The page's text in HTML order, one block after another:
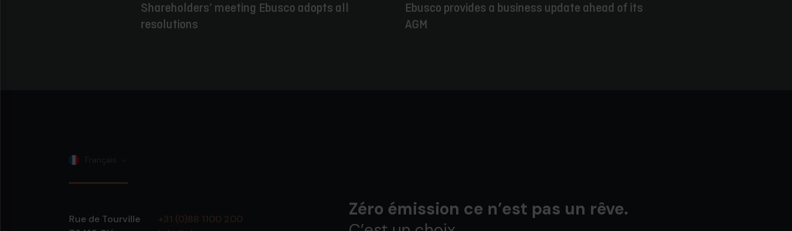
Shareholders’ meeting Ebusco adopts all
resolutions
Ebusco provides a business update ahead of its
AGM
Rue de Tourville
+31 (0)88 1100 200
Zéro émission ce n’est pas un rêve.